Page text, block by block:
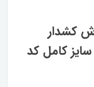
کشدار
کامل کد